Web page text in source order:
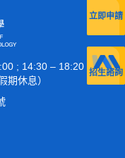
立即申請
招生諮詢
; 14:30 – 18:20
期休息）